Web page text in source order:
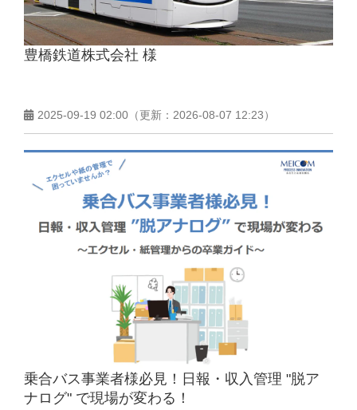
豊橋鉄道株式会社 様
2025-09-19 02:00 （更新： 2026-08-07 12:23）
乗合バス事業者様必見！日報・収入管理 "脱ア
ナログ" で現場が変わる！